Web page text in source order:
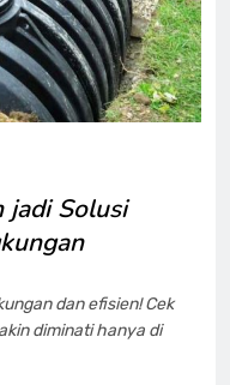
jadi Solusi
dan efisien! Cek
diminati hanya di